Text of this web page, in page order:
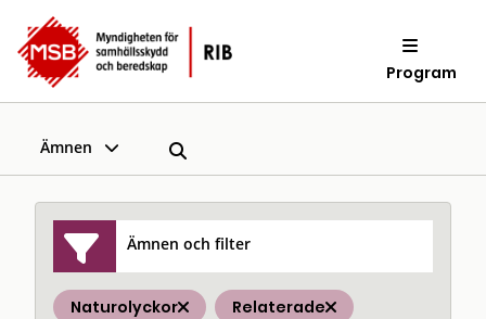
Program
Ämnen
Ämnen och filter
Naturolyckor Relaterade